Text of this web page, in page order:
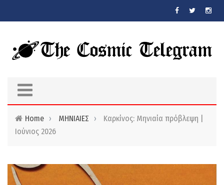
Home › ΜΗΝΙΑΙΕΣ ›
Καρκίνος: Μηνιαία πρόβλεψη |
Ιούνιος 2026